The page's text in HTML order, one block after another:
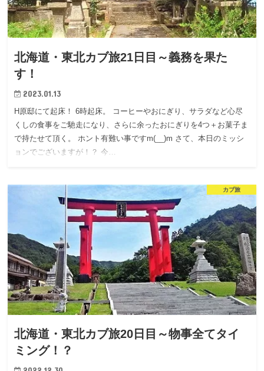
北海道・東北カブ旅21日目～義務を果た
す！
2023.01.13
H原邸にて起床！ 6時起床。 コーヒーやおにぎり、サラダなど心尽
くしの食事をご馳走になり、さらに余ったおにぎりを4つ＋お菓子ま
で持たせて頂く。 ホント有難い事ですm(__)m さて、本日のミッシ
ョンでございますが！？ 今…
カブ旅
北海道・東北カブ旅20日目～物事全てタイ
ミング！？